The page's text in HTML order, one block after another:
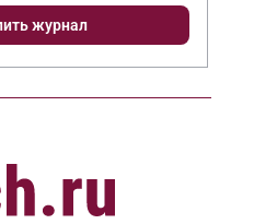
журнал